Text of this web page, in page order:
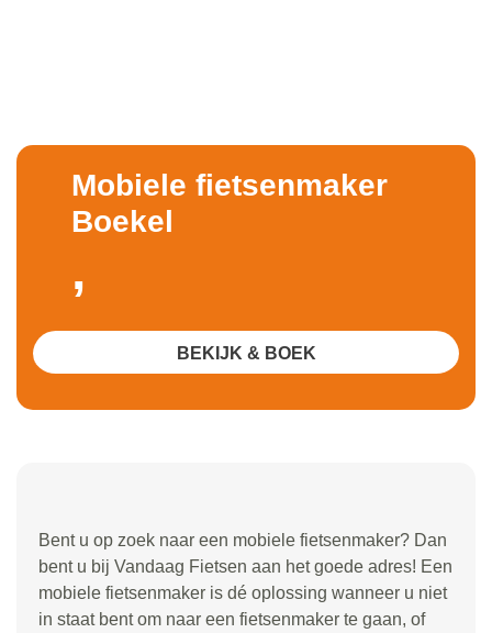
Bent u op zoek naar een mobiele fietsenmaker? Dan
bent u bij Vandaag Fietsen aan het goede adres! Een
mobiele fietsenmaker is dé oplossing wanneer u niet
in staat bent om naar een fietsenmaker te gaan, of
Mobiele fietsenmaker
Boekel
,
BEKIJK & BOEK